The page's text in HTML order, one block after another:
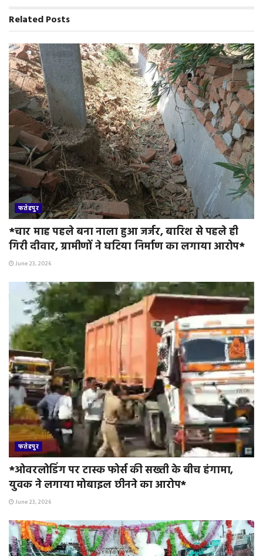
RelatedPosts
फतेहपुर
*चार माह पहले बना नाला हुआ जर्जर, बारिश से पहले ही
गिरी दीवार, ग्रामीणों ने घटिया निर्माण का लगाया आरोप*
June 23, 2026
फतेहपुर
*ओवरलोडिंग पर टास्क फोर्स की सख्ती के बीच हंगामा,
युवक ने लगाया मोबाइल छीनने का आरोप*
June 23, 2026